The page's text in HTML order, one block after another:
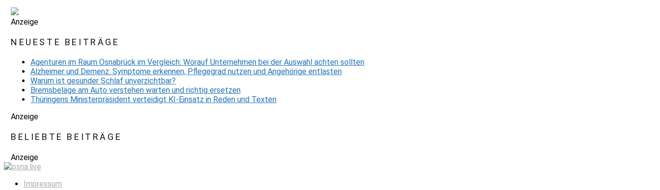
Anzeige
NEUESTE BEITRÄGE
Agenturen im Raum Osnabrück im Vergleich: Worauf Unternehmen bei der Auswahl achten sollten
Alzheimer und Demenz: Symptome erkennen, Pflegegrad nutzen und Angehörige entlasten
Warum ist gesunder Schlaf unverzichtbar?
Bremsbeläge am Auto verstehen warten und richtig ersetzen
Thüringens Ministerpräsident verteidigt KI-Einsatz in Reden und Texten
Anzeige
BELIEBTE BEITRÄGE
Anzeige
Impressum